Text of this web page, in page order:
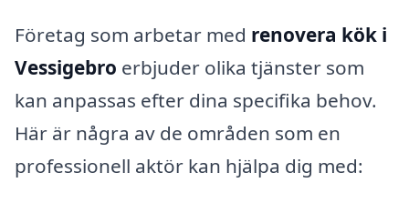
Företag som arbetar med renovera kök i
Vessigebro erbjuder olika tjänster som
kan anpassas efter dina specifika behov.
Här är några av de områden som en
professionell aktör kan hjälpa dig med: